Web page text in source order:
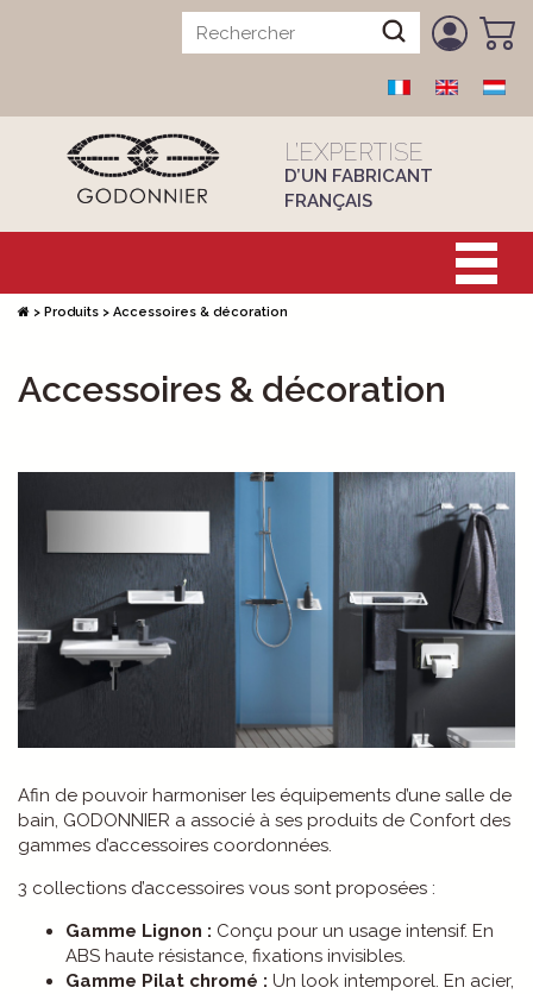
L’EXPERTISE
D’UN FABRICANT
FRANÇAIS
> Produits > Accessoires & décoration
Accessoires & décoration
Afin de pouvoir harmoniser les équipements d’une salle de
bain, GODONNIER a associé à ses produits de Confort des
gammes d’accessoires coordonnées.
3 collections d’accessoires vous sont proposées :
Gamme Lignon : Conçu pour un usage intensif. En
ABS haute résistance, fixations invisibles.
Gamme Pilat chromé : Un look intemporel. En acier,